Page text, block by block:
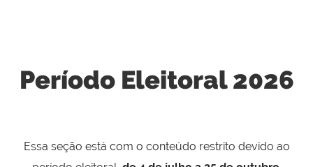
Período Eleitoral 2026
Essa seção está com o conteúdo restrito devido ao